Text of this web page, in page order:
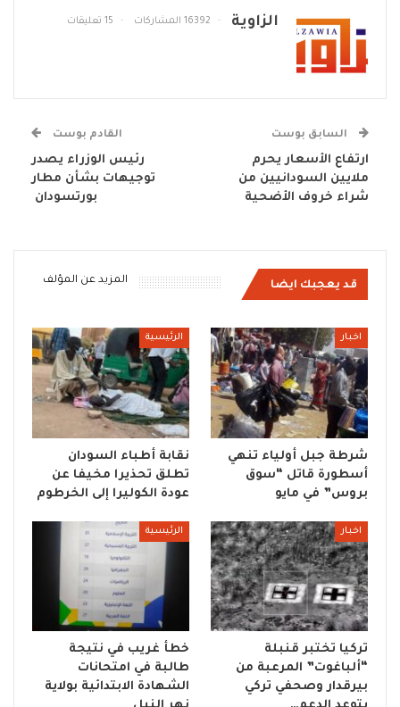
الزاوية 16392 المشاركات 15 تعليقات
السابق بوست
ارتفاع الأسعار يحرم
ملايين السودانيين من
شراء خروف الأضحية
القادم بوست
رئيس الوزراء يصدر
توجيهات بشأن مطار
بورتسودان
قد يعجبك ايضا المزيد عن المؤلف
اخبار
شرطة جبل أولياء تنهي
أسطورة قاتل “سوق
بروس” في مايو
الرئيسية
نقابة أطباء السودان
تطلق تحذيرا مخيفا عن
عودة الكوليرا إلى الخرطوم
اخبار
تركيا تختبر قنبلة
“ألباغوت” المرعبة من
بيرقدار وصحفي تركي
الرئيسية
خطأ غريب في نتيجة
طالبة في امتحانات
الشهادة الابتدائية بولاية